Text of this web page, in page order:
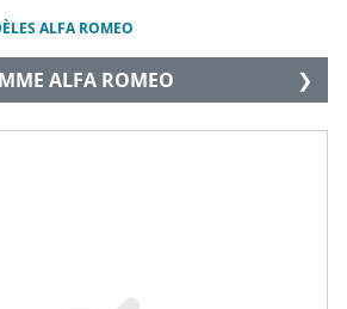
ALFA ROMEO
ALFA ROMEO ❯